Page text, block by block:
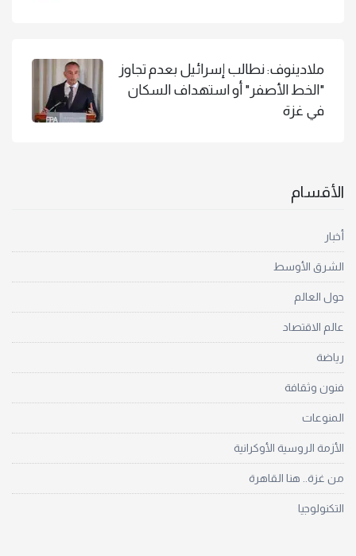
ملادينوف: نطالب إسرائيل بعدم تجاوز
"الخط الأصفر" أو استهداف السكان
في غزة
الأقسام
أخبار
الشرق الأوسط
حول العالم
عالم الاقتصاد
رياضة
فنون وثقافة
المنوعات
الأزمة الروسية الأوكرانية
من غزة.. هنا القاهرة
التكنولوجيا